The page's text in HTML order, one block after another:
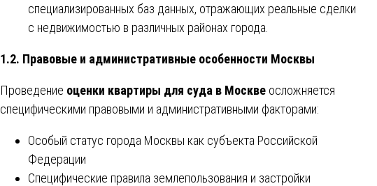
специализированных баз данных, отражающих реальные сделки
с недвижимостью в различных районах города.
1.2. Правовые и административные особенности Москвы
Проведение оценки квартиры для суда в Москве осложняется
специфическими правовыми и административными факторами:
Особый статус города Москвы как субъекта Российской
Федерации
Специфические правила землепользования и застройки